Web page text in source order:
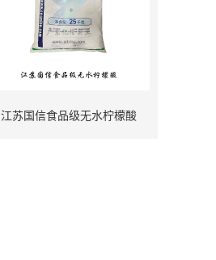
江苏国信食品级无水柠檬酸